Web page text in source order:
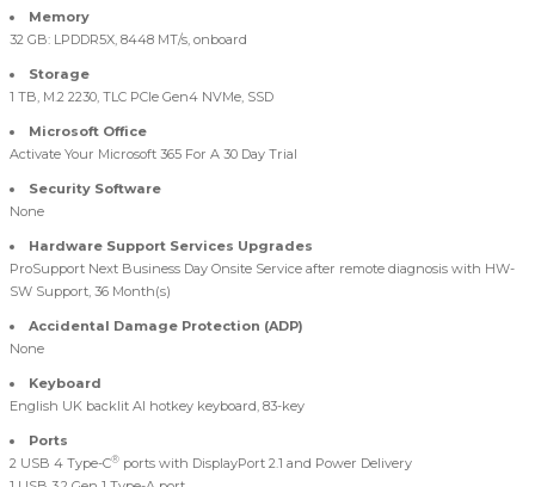
Memory
32 GB: LPDDR5X, 8448 MT/s, onboard
Storage
1 TB, M.2 2230, TLC PCIe Gen4 NVMe, SSD
Microsoft Office
Activate Your Microsoft 365 For A 30 Day Trial
Security Software
None
Hardware Support Services Upgrades
ProSupport Next Business Day Onsite Service after remote diagnosis with HW-
SW Support, 36 Month(s)
Accidental Damage Protection (ADP)
None
Keyboard
English UK backlit AI hotkey keyboard, 83-key
Ports
2 USB 4 Type-C® ports with DisplayPort 2.1 and Power Delivery